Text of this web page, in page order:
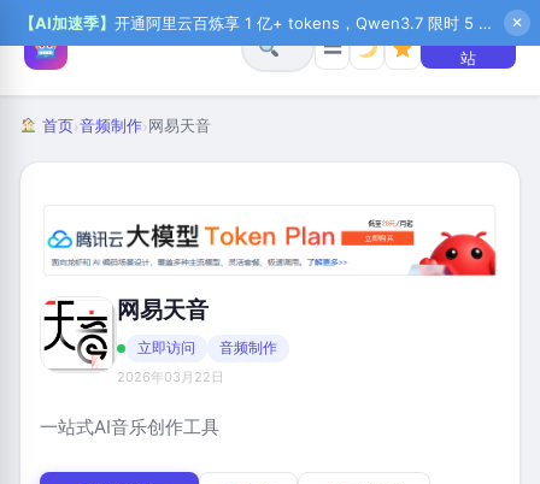
【AI加速季】 开通阿里云百炼享 1 亿+ tokens，Qwen3.7 限时 5 折起，秒悟新注送 1 万积分，加入 OPC 赢百万助力金，QoderWork CN 首月 0 元 ✕
☰
+ 提交网
站
首页›音频制作›网易天音
网易天音
立即访问 音频制作
2026年03月22日
一站式AI音乐创作工具